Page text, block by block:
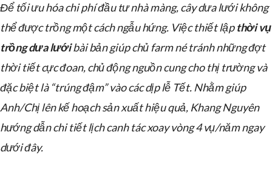
Để tối ưu hóa chi phí đầu tư nhà màng, cây dưa lưới không
thể được trồng một cách ngẫu hứng. Việc thiết lậpthời vụ
trồng dưa lướibài bản giúp chủ farm né tránh những đợt
thời tiết cực đoan, chủ động nguồn cung cho thị trường và
đặc biệt là “trúng đậm” vào các dịp lễ Tết. Nhằm giúp
Anh/Chị lên kế hoạch sản xuất hiệu quả, Khang Nguyên
hướng dẫn chi tiết lịch canh tác xoay vòng 4 vụ/năm ngay
dưới đây.